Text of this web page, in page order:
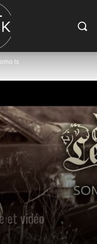
Is
et vidéo